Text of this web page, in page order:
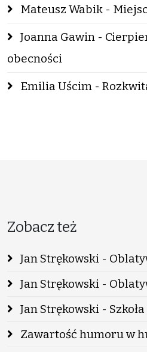
Mateusz Wabik -
Joanna Gawin -
obecności
Emilia Uścim -
Zobacz też
Jan Strękowski -
Jan Strękowski -
Jan Strękowski -
Zawartość humoru w